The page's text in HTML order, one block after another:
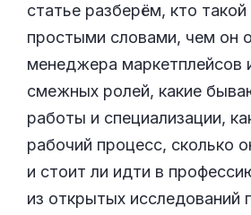
статье разберём, кто такой
простыми словами, чем он
менеджера маркетплейсов
смежных ролей, какие
работы и специализации,
рабочий процесс, сколько
и стоит ли идти в
из открытых исследований